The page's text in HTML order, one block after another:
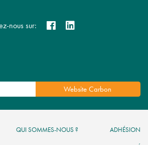
nous sur:
Website Carbon
QUI SOMMES-NOUS ? ADHÉSION